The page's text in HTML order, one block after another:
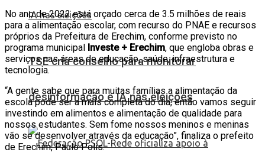
TSE cria conselho para monitorar
desinformação e IA nas eleições
No ano de 2022 está orçado cerca de 3.5 milhões de reais
para a alimentação escolar, com recurso do PNAE e recursos
próprios da Prefeitura de Erechim, conforme previsto no
programa municipal
Investe + Erechim, que engloba obras e
serviços nas áreas de educação, saúde, infraestrutura e
tecnologia.
“A gente sabe que para muitas famílias a alimentação da
escola pode ser a mais completa do dia, então vamos seguir
investindo em alimentos e alimentação de qualidade para
nossos estudantes. Sem fome nossos meninos e meninas
vão se desenvolver através da educação”, finaliza o prefeito
de Erechim, Paulo Polis.